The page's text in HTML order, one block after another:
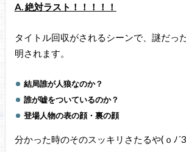
A. 絶対ラスト！！！！！
タイトル回収がされるシーンで、謎だっ
明されます。
結局誰が人狼なのか？
誰が嘘をついているのか？
登場人物の表の顔・裏の顔
分かった時のそのスッキリさたるや(ｏﾉ